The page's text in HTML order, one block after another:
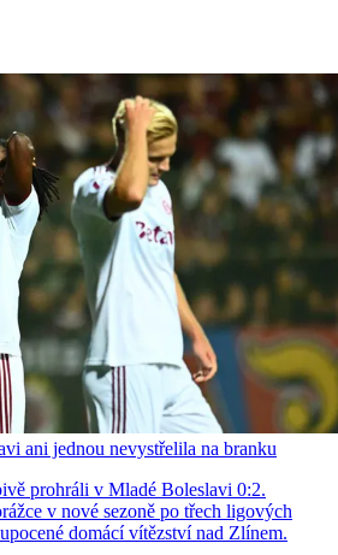
ani jednou nevystřelila na branku
prohráli v Mladé Boleslavi 0:2.
v nové sezoně po třech ligových
domácí vítězství nad Zlínem.